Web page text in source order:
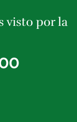
visto por la